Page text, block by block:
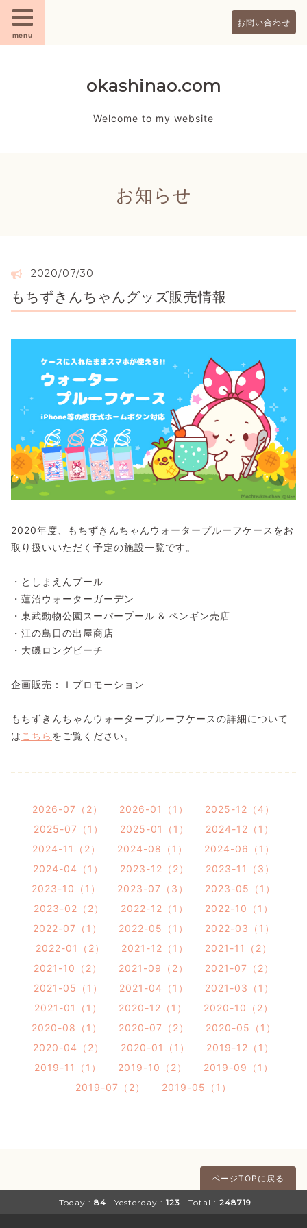
menu
お問い合わせ
okashinao.com
Welcome to my website
お知らせ
2020/07/30
もちずきんちゃんグッズ販売情報
2020年度、もちずきんちゃんウォータープルーフケースをお
取り扱いいただく予定の施設一覧です。
・としまえんプール
・蓮沼ウォーターガーデン
・東武動物公園スーパープール & ペンギン売店
・江の島日の出屋商店
・大磯ロングビーチ
企画販売：Ｉプロモーション
もちずきんちゃんウォータープルーフケースの詳細について
は こちら をご覧ください。
2026-07（2） 2026-01（1）
2025-12（4）
2025-07（1）
2025-01（1）
2024-12（1）
2024-11（2）
2024-08（1）
2024-06（1）
2024-04（1）
2023-12（2）
2023-11（3）
2023-10（1）
2023-07（3）
2023-05（1）
2023-02（2）
2022-12（1）
2022-10（1）
2022-07（1）
2022-05（1）
2022-03（1）
2022-01（2）
2021-12（1）
2021-11（2）
2021-10（2）
2021-09（2）
2021-07（2）
2021-05（1）
2021-04（1）
2021-03（1）
2021-01（1）
2020-12（1）
2020-10（2）
2020-08（1）
2020-07（2）
2020-05（1）
2020-04（2）
2020-01（1）
2019-12（1）
2019-11（1）
2019-10（2）
2019-09（1）
2019-07（2）
2019-05（1）
ページTOPに戻る
Today : 84 | Yesterday : 123 | Total : 248719